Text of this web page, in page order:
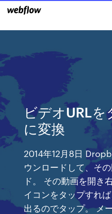
ビデオURLを
に変換
2014年12月8日
ウンロードして、そ
ド。 その動画を開き
イコンをタップすれ
出るのでタップ。 メ